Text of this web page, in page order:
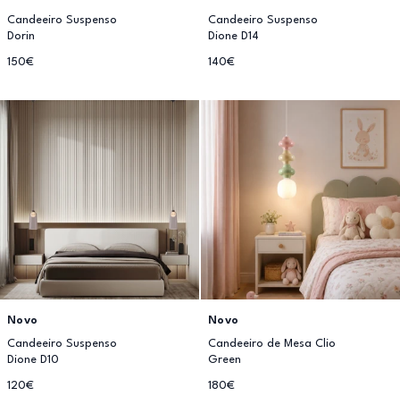
Candeeiro Suspenso
Dorin
150€
Candeeiro Suspenso
Dione D14
140€
Novo
Candeeiro Suspenso
Dione D10
120€
Novo
Candeeiro de Mesa Clio
Green
180€